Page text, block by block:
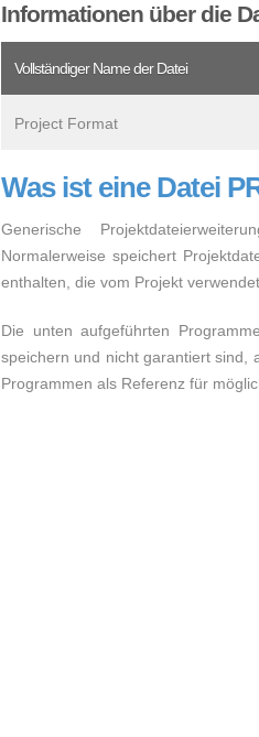
Informationen über die
Vollständiger Name der Datei
Project Format
Was ist eine Datei
Generische
Normalerweise speichert
enthalten, die vom Projekt
Die unten aufgeführten
speichern und nicht garantiert sind,
Programmen als Referenz für